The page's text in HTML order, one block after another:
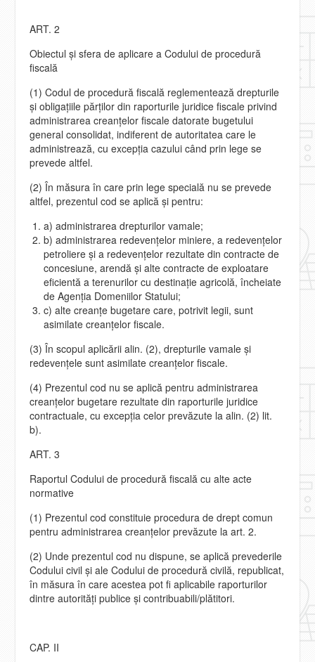
ART. 2
Obiectul şi sfera de aplicare a Codului de procedură
fiscală
(1) Codul de procedură fiscală reglementează drepturile
şi obligaţiile părţilor din raporturile juridice fiscale privind
administrarea creanţelor fiscale datorate bugetului
general consolidat, indiferent de autoritatea care le
administrează, cu excepţia cazului când prin lege se
prevede altfel.
(2) În măsura în care prin lege specială nu se prevede
altfel, prezentul cod se aplică şi pentru:
a) administrarea drepturilor vamale;
b) administrarea redevenţelor miniere, a redevenţelor
petroliere şi a redevenţelor rezultate din contracte de
concesiune, arendă şi alte contracte de exploatare
eficientă a terenurilor cu destinaţie agricolă, încheiate
de Agenţia Domeniilor Statului;
c) alte creanţe bugetare care, potrivit legii, sunt
asimilate creanţelor fiscale.
(3) În scopul aplicării alin. (2), drepturile vamale şi
redevenţele sunt asimilate creanţelor fiscale.
(4) Prezentul cod nu se aplică pentru administrarea
creanţelor bugetare rezultate din raporturile juridice
contractuale, cu excepţia celor prevăzute la alin. (2) lit.
b).
ART. 3
Raportul Codului de procedură fiscală cu alte acte
normative
(1) Prezentul cod constituie procedura de drept comun
pentru administrarea creanţelor prevăzute la art. 2.
(2) Unde prezentul cod nu dispune, se aplică prevederile
Codului civil şi ale Codului de procedură civilă, republicat,
în măsura în care acestea pot fi aplicabile raporturilor
dintre autorităţi publice şi contribuabili/plătitori.
CAP. II